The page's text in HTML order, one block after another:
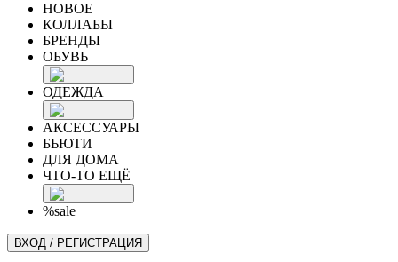
НОВОЕ
КОЛЛАБЫ
БРЕНДЫ
ОБУВЬ
ОДЕЖДА
АКСЕССУАРЫ
БЬЮТИ
ДЛЯ ДОМА
ЧТО-ТО ЕЩЁ
%sale
ВХОД / РЕГИСТРАЦИЯ